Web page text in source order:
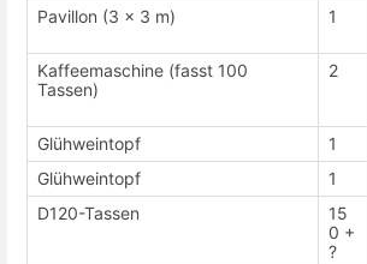
Pavillon (3 x 3 m)
1
Kaffeemaschine (fasst 100
Tassen)
2
Glühweintopf
1
Glühweintopf
1
D120-Tassen
15
0 +
?